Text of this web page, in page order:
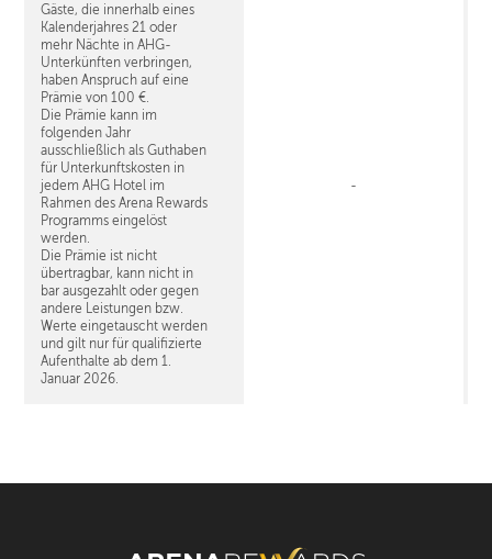
Gäste, die innerhalb eines
Kalenderjahres 21 oder
mehr Nächte in AHG-
Unterkünften verbringen,
haben Anspruch auf eine
Prämie von 100 €.
Die Prämie kann im
folgenden Jahr
ausschließlich als Guthaben
für Unterkunftskosten in
jedem AHG Hotel im
Rahmen des Arena Rewards
Programms eingelöst
werden.
Die Prämie ist nicht
übertragbar, kann nicht in
bar ausgezahlt oder gegen
andere Leistungen bzw.
Werte eingetauscht werden
und gilt nur für qualifizierte
Aufenthalte ab dem 1.
Januar 2026.
-